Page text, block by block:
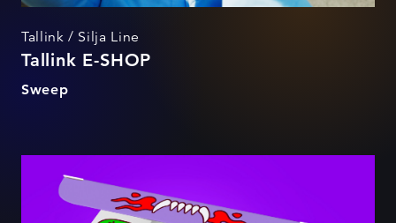
Tallink / Silja Line
Tallink E-SHOP
Sweep